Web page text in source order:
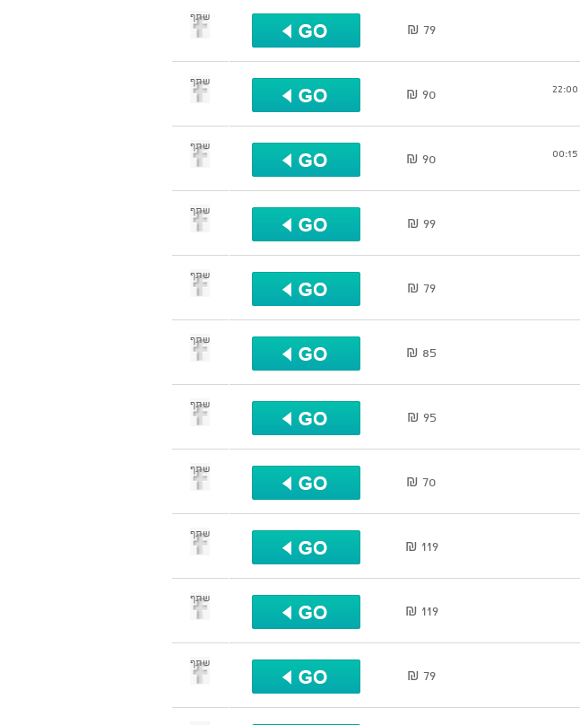
79 ₪
שתף
90 ₪
שתף
90 ₪
שתף
99 ₪
שתף
79 ₪
שתף
85 ₪
שתף
95 ₪
שתף
70 ₪
שתף
119 ₪
שתף
119 ₪
שתף
79 ₪
שתף